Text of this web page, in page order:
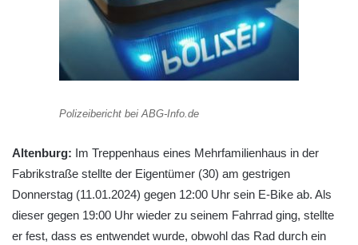
Polizeibericht bei ABG-Info.de
Altenburg: Im Treppenhaus eines Mehrfamilienhaus in der
Fabrikstraße stellte der Eigentümer (30) am gestrigen
Donnerstag (11.01.2024) gegen 12:00 Uhr sein E-Bike ab. Als
dieser gegen 19:00 Uhr wieder zu seinem Fahrrad ging, stellte
er fest, dass es entwendet wurde, obwohl das Rad durch ein